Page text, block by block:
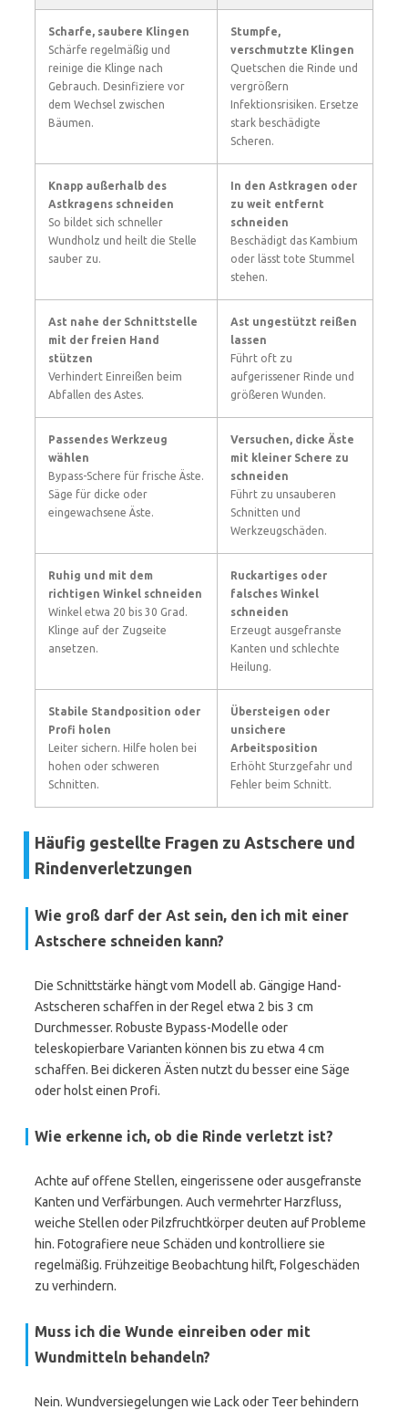
Scharfe, saubere Klingen
Schärfe regelmäßig und
reinige die Klinge nach
Gebrauch. Desinfiziere vor
dem Wechsel zwischen
Bäumen.
Stumpfe,
verschmutzte Klingen
Quetschen die Rinde und
vergrößern
Infektionsrisiken. Ersetze
stark beschädigte
Scheren.
Knapp außerhalb des
Astkragens schneiden
So bildet sich schneller
Wundholz und heilt die Stelle
sauber zu.
In den Astkragen oder
zu weit entfernt
schneiden
Beschädigt das Kambium
oder lässt tote Stummel
stehen.
Ast nahe der Schnittstelle
mit der freien Hand
stützen
Verhindert Einreißen beim
Abfallen des Astes.
Ast ungestützt reißen
lassen
Führt oft zu
aufgerissener Rinde und
größeren Wunden.
Passendes Werkzeug
wählen
Bypass-Schere für frische Äste.
Säge für dicke oder
eingewachsene Äste.
Versuchen, dicke Äste
mit kleiner Schere zu
schneiden
Führt zu unsauberen
Schnitten und
Werkzeugschäden.
Ruhig und mit dem
richtigen Winkel schneiden
Winkel etwa 20 bis 30 Grad.
Klinge auf der Zugseite
ansetzen.
Ruckartiges oder
falsches Winkel
schneiden
Erzeugt ausgefranste
Kanten und schlechte
Heilung.
Stabile Standposition oder
Profi holen
Leiter sichern. Hilfe holen bei
hohen oder schweren
Schnitten.
Übersteigen oder
unsichere
Arbeitsposition
Erhöht Sturzgefahr und
Fehler beim Schnitt.
Häufig gestellte Fragen zu Astschere und
Rindenverletzungen
Wie groß darf der Ast sein, den ich mit einer
Astschere schneiden kann?
Die Schnittstärke hängt vom Modell ab. Gängige Hand-
Astscheren schaffen in der Regel etwa 2 bis 3 cm
Durchmesser. Robuste Bypass-Modelle oder
teleskopierbare Varianten können bis zu etwa 4 cm
schaffen. Bei dickeren Ästen nutzt du besser eine Säge
oder holst einen Profi.
Wie erkenne ich, ob die Rinde verletzt ist?
Achte auf offene Stellen, eingerissene oder ausgefranste
Kanten und Verfärbungen. Auch vermehrter Harzfluss,
weiche Stellen oder Pilzfruchtkörper deuten auf Probleme
hin. Fotografiere neue Schäden und kontrolliere sie
regelmäßig. Frühzeitige Beobachtung hilft, Folgeschäden
zu verhindern.
Muss ich die Wunde einreiben oder mit
Wundmitteln behandeln?
Nein. Wundversiegelungen wie Lack oder Teer behindern